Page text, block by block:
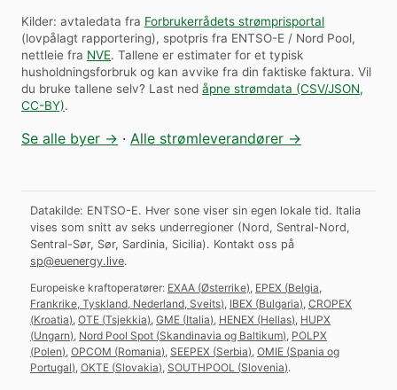
Kilder: avtaledata fra Forbrukerrådets strømprisportal
(lovpålagt rapportering), spotpris fra ENTSO-E / Nord Pool,
nettleie fra NVE. Tallene er estimater for et typisk
husholdningsforbruk og kan avvike fra din faktiske faktura. Vil
du bruke tallene selv? Last ned åpne strømdata (CSV/JSON,
CC-BY).
Se alle byer → · Alle strømleverandører →
Datakilde: ENTSO-E. Hver sone viser sin egen lokale tid. Italia
vises som snitt av seks underregioner (Nord, Sentral-Nord,
Sentral-Sør, Sør, Sardinia, Sicilia). Kontakt oss på
sp@euenergy.live.
Europeiske kraftoperatører: EXAA (Østerrike), EPEX (Belgia,
Frankrike, Tyskland, Nederland, Sveits), IBEX (Bulgaria), CROPEX
(Kroatia), OTE (Tsjekkia), GME (Italia), HENEX (Hellas), HUPX
(Ungarn), Nord Pool Spot (Skandinavia og Baltikum), POLPX
(Polen), OPCOM (Romania), SEEPEX (Serbia), OMIE (Spania og
Portugal), OKTE (Slovakia), SOUTHPOOL (Slovenia).